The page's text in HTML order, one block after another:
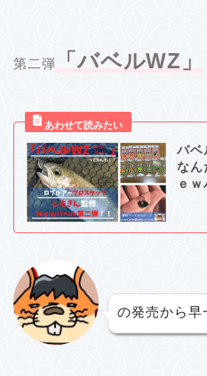
第二弾 「バベルWZ」
バベ
なん
ｅ
の発売から早